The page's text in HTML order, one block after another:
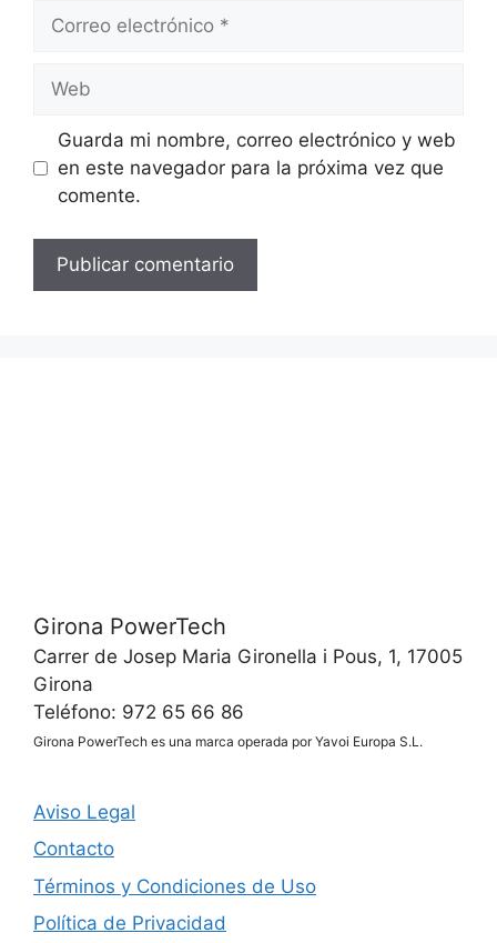
Correo
Web
Guarda mi nombre, correo electrónico y web
en este navegador para la próxima vez que
comente.
Girona PowerTech
Carrer de Josep Maria Gironella i Pous, 1, 17005
Girona
Teléfono: 972 65 66 86
Girona PowerTech es una marca operada por Yavoi Europa S.L.
Aviso Legal
Contacto
Términos y Condiciones de Uso
Política de Privacidad